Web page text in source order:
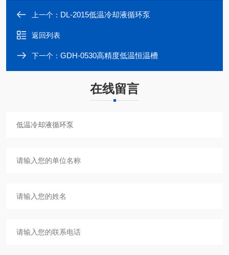
上一个： DL-2015低温冷却液循环泵
返回列表
下一个： GDH-0530高精度低温恒温槽
在线留言